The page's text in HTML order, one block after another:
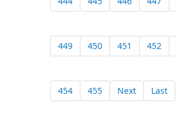
449 450 451 452
454 455 Next Last